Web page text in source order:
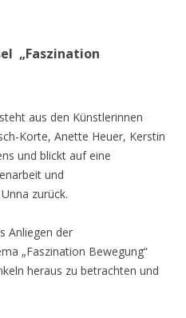
„Faszination
aus den Künstlerinnen
Korte, Anette Heuer, Kerstin
und blickt auf eine
und
zurück.
Anliegen der
„Faszination Bewegung“
heraus zu betrachten und